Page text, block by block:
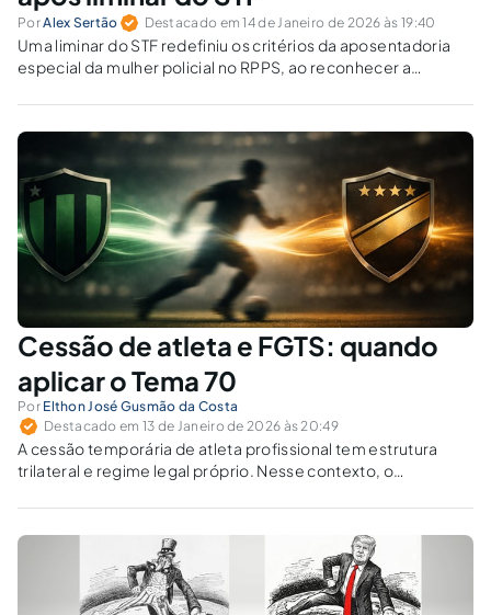
PorAlex Sertão Destacado em 14 de Janeiro de 2026 às 19:40
Uma liminar do STF redefiniu os critérios da aposentadoria
especial da mulher policial no RPPS, ao reconhecer a
homens. Como aplicar a redução de três anos aos requisitos
de idade, contribuição e carreira sem gerar prejuízo às
Cessão de atleta e FGTS: quando
aplicar o Tema 70
Por Elthon José Gusmão da Costa
Destacado em 13 de Janeiro de 2026 às 20:49
A cessão temporária de atleta profissional tem estrutura
trilateral e regime legal próprio. Nesse contexto, o
indireta?